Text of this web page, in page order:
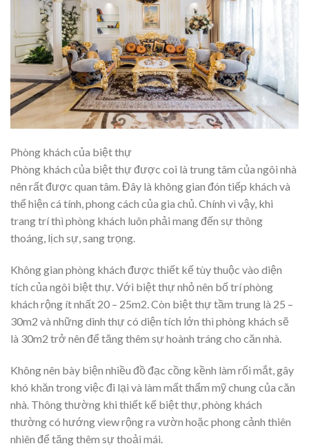
Phòng khách của biệt thự
Phòng khách của biệt thự được coi là trung tâm của ngôi nhà
nên rất được quan tâm. Đây là không gian đón tiếp khách và
thể hiện cá tính, phong cách của gia chủ. Chính vì vậy, khi
trang trí thì phòng khách luôn phải mang đến sự thông
thoáng, lịch sự, sang trọng.
Không gian phòng khách được thiết kế tùy thuộc vào diện
tích của ngôi biệt thự. Với biệt thự nhỏ nên bố trí phòng
khách rộng ít nhất 20 – 25m2. Còn biệt thự tầm trung là 25 –
30m2 và những dinh thự có diện tích lớn thì phòng khách sẽ
là 30m2 trở nên để tăng thêm sự hoành tráng cho căn nhà.
Không nên bày biện nhiều đồ đạc cồng kềnh làm rối mắt, gây
khó khăn trong việc đi lại và làm mất thẩm mỹ chung của căn
nhà. Thông thường khi thiết kế biệt thự, phòng khách
thường có hướng view rộng ra vườn hoặc phong cảnh thiên
nhiên để tăng thêm sự thoải mái.